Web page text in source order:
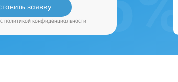
заявку
политикой конфиденциальности